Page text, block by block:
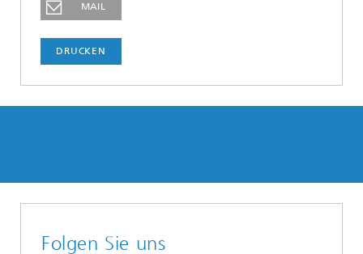
MAIL
DRUCKEN
Folgen Sie uns